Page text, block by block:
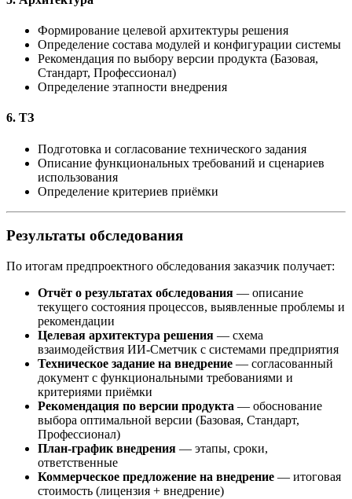
Формирование целевой архитектуры решения
Определение состава модулей и конфигурации системы
Рекомендация по выбору версии продукта (Базовая,
Стандарт, Профессионал)
Определение этапности внедрения
6. ТЗ
Подготовка и согласование технического задания
Описание функциональных требований и сценариев
использования
Определение критериев приёмки
Результаты обследования
По итогам предпроектного обследования заказчик получает:
Отчёт о результатах обследования — описание
текущего состояния процессов, выявленные проблемы и
рекомендации
Целевая архитектура решения — схема
взаимодействия ИИ-Сметчик с системами предприятия
Техническое задание на внедрение — согласованный
документ с функциональными требованиями и
критериями приёмки
Рекомендация по версии продукта — обоснование
выбора оптимальной версии (Базовая, Стандарт,
Профессионал)
План-график внедрения — этапы, сроки,
ответственные
Коммерческое предложение на внедрение — итоговая
стоимость (лицензия + внедрение)